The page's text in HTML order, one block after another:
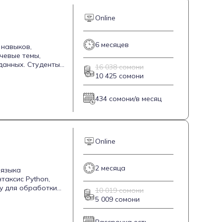
темы,
Студенты
Online
6 месяцев
16 038 сомони
10 425 сомони
434 сомони/в месяц
Python,
для обработки
знания и
Online
2 месяца
10 019 сомони
5 009 сомони